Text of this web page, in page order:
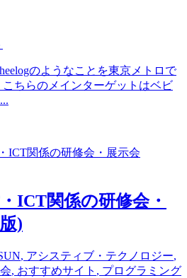
のようなことを東京メトロで
ちらのメインターゲットはベビ
ICT関係の研修会・
)
, アシスティブ・テクノロジー,
, おすすめサイト , プログラミング